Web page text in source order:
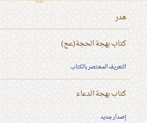
هدر
كتاب بهجة الحجة(عج)
التعريف المختصر بالكتاب
كتاب بهجة الدعاء
إصدار جديد